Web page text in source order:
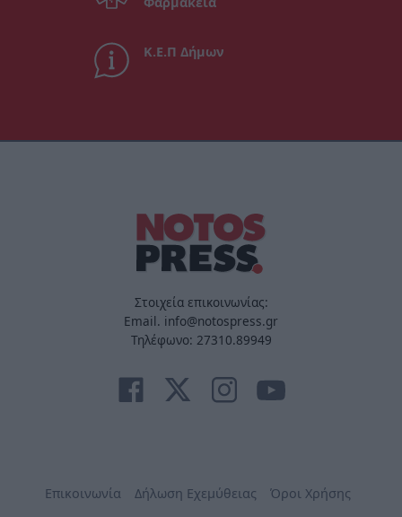
Κ.Ε.Π Δήμων
Στοιχεία επικοινωνίας:
Email. info@notospress.gr
Τηλέφωνο: 27310.89949
Επικοινωνία Δήλωση Εχεμύθειας Όροι Χρήσης